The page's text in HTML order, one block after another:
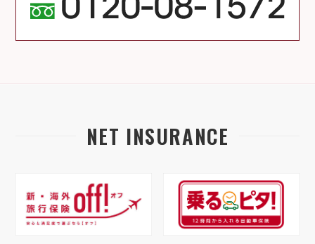
NET INSURANCE